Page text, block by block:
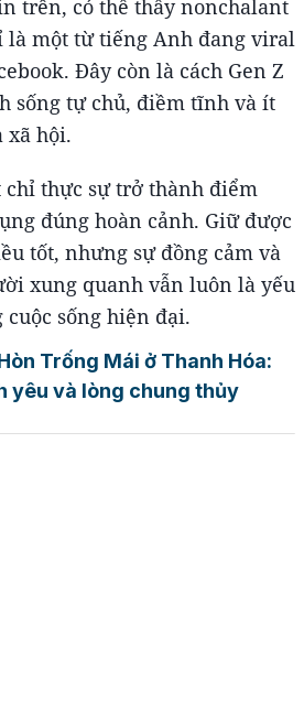
trên, có thể thấy nonchalant
là một từ tiếng Anh đang viral
Đây còn là cách Gen Z
sống tự chủ, điềm tĩnh và ít
xã hội.
chỉ thực sự trở thành điểm
đúng hoàn cảnh. Giữ được
tốt, nhưng sự đồng cảm và
xung quanh vẫn luôn là yếu
sống hiện đại.
Trống Mái ở Thanh Hóa:
yêu và lòng chung thủy